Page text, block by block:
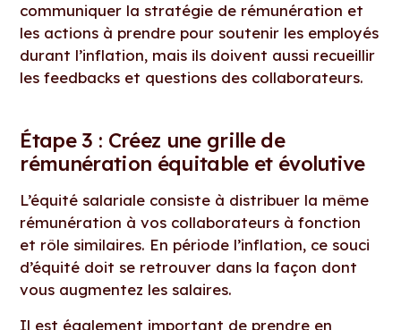
communiquer la stratégie de rémunération et
les actions à prendre pour soutenir les employés
durant l’inflation, mais ils doivent aussi recueillir
les feedbacks et questions des collaborateurs.
Étape 3 : Créez une grille de
rémunération équitable et évolutive
L’équité salariale consiste à distribuer la même
rémunération à vos collaborateurs à fonction
et rôle similaires. En période l’inflation, ce souci
d’équité doit se retrouver dans la façon dont
vous augmentez les salaires.
Il est également important de prendre en